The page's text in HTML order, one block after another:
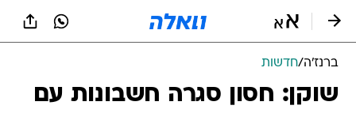
ברנז'ה/חדשות
שוקן: חסון סגרה חשבונות עם